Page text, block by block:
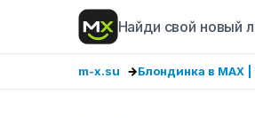
Найди свой новый
m-x.su Блондинка в MAX